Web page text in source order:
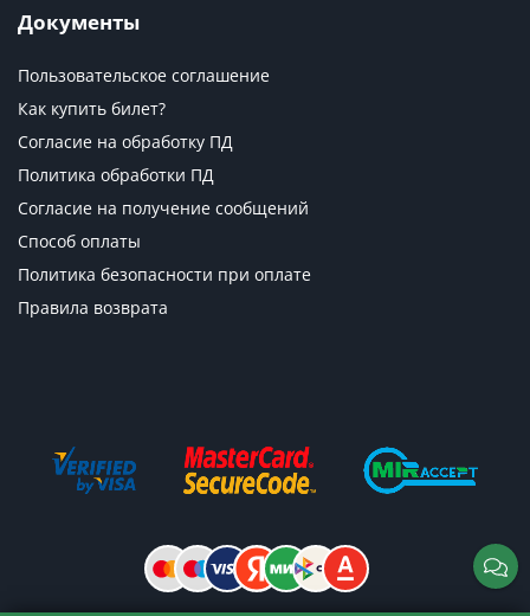
Документы
Пользовательское соглашение
Как купить билет?
Согласие на обработку ПД
Политика обработки ПД
Согласие на получение сообщений
Способ оплаты
Политика безопасности при оплате
Правила возврата